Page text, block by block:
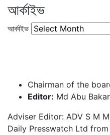
আর্কাইভ
আর্কাইভ
Chairman of the
Editor: Md Abu
Adviser Editor: ADV S M
Daily Presswatch Ltd from